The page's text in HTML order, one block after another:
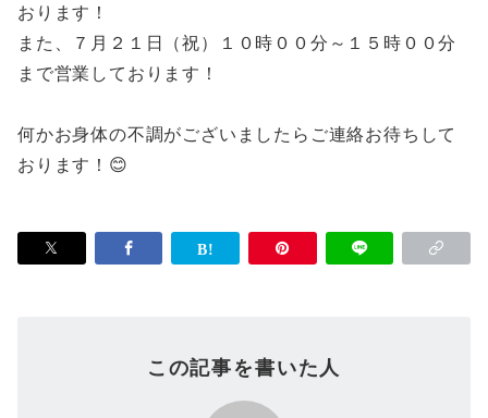
おります！
また、７月２１日（祝）１０時００分～１５時００分
まで営業しております！
何かお身体の不調がございましたらご連絡お待ちして
おります！😊
この記事を書いた人